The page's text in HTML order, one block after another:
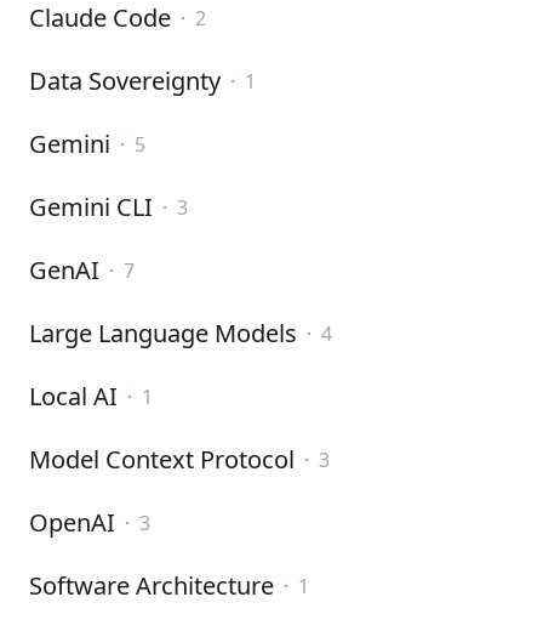
Claude Code · 2
Data Sovereignty · 1
Gemini · 5
Gemini CLI · 3
GenAI · 7
Large Language Models · 4
Local AI · 1
Model Context Protocol · 3
OpenAI · 3
Software Architecture · 1